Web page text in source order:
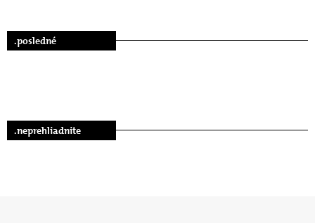
.posledné
.neprehliadnite